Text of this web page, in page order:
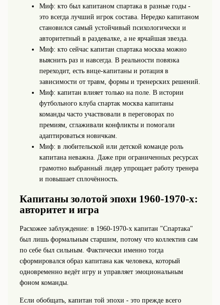
Миф: кто был капитаном спартака в разные годы -
это всегда лучший игрок состава. Нередко капитаном
становился самый устойчивый психологически и
авторитетный в раздевалке, а не ярчайшая звезда.
Миф: кто сейчас капитан спартака москва можно
выяснить раз и навсегда. В реальности повязка
переходит, есть вице-капитаны и ротация в
зависимости от травм, формы и тренерских решений.
Миф: капитан влияет только на поле. В истории
футбольного клуба спартак москва капитаны
команды часто участвовали в переговорах по
премиям, сглаживали конфликты и помогали
адаптироваться новичкам.
Миф: в любительской или детской команде роль
капитана неважна. Даже при ограниченных ресурсах
грамотно выбранный лидер упрощает работу тренера
и повышает сплочённость.
Капитаны золотой эпохи 1960-1970-х:
авторитет и игра
Расхожее заблуждение: в 1960-1970-х капитан "Спартака"
был лишь формальным старшим, потому что коллектив сам
по себе был сильным. Фактически именно тогда
сформировался образ капитана как человека, который
одновременно ведёт игру и управляет эмоциональным
фоном команды.
Если обобщать, капитан той эпохи - это прежде всего